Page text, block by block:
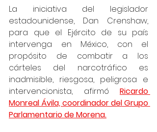
La iniciativa del legislador
estadounidense, Dan Crenshaw,
para que el Ejército de su país
intervenga en México, con el
propósito de combatir a los
cárteles del narcotráfico es
inadmisible, riesgosa, peligrosa e
intervencionista, afirmó Ricardo
Monreal Ávila, coordinador del Grupo
Parlamentario de Morena.